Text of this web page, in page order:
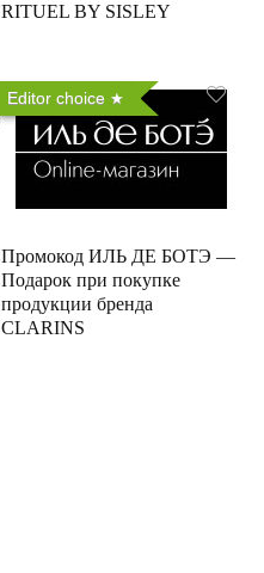
RITUEL BY SISLEY
Editor choice
Промокод ИЛЬ ДЕ БОТЭ —
Подарок при покупке
продукции бренда
CLARINS